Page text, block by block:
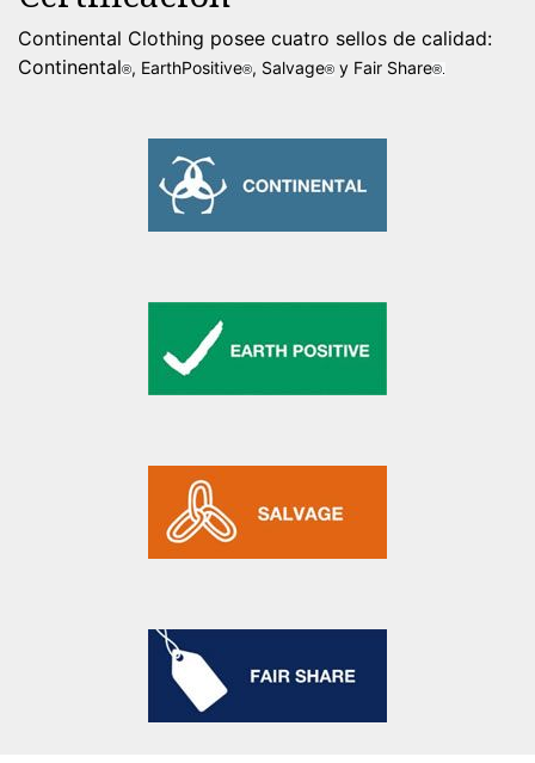
Continental Clothing posee cuatro sellos de calidad:
Continental®, EarthPositive®, Salvage® y Fair Share®.